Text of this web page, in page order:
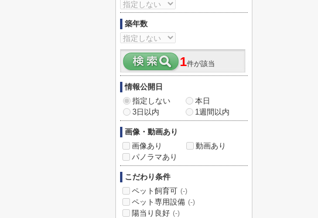
築年数
1件が該当
情報公開日
指定しない
本日
3日以内
1週間以内
画像・動画あり
画像あり
動画あり
パノラマあり
こだわり条件
ペット飼育可 (-)
ペット専用設備 (-)
陽当り良好 (-)